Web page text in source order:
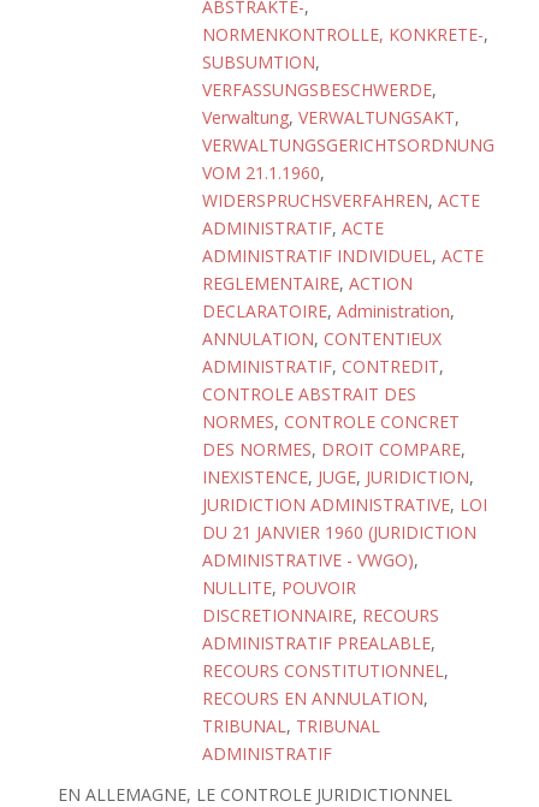
ABSTRAKTE-,
NORMENKONTROLLE, KONKRETE-,
SUBSUMTION,
VERFASSUNGSBESCHWERDE,
Verwaltung, VERWALTUNGSAKT,
VERWALTUNGSGERICHTSORDNUNG
VOM 21.1.1960,
WIDERSPRUCHSVERFAHREN, ACTE
ADMINISTRATIF, ACTE
ADMINISTRATIF INDIVIDUEL, ACTE
REGLEMENTAIRE, ACTION
DECLARATOIRE, Administration,
ANNULATION, CONTENTIEUX
ADMINISTRATIF, CONTREDIT,
CONTROLE ABSTRAIT DES
NORMES, CONTROLE CONCRET
DES NORMES, DROIT COMPARE,
INEXISTENCE, JUGE, JURIDICTION,
JURIDICTION ADMINISTRATIVE, LOI
DU 21 JANVIER 1960 (JURIDICTION
ADMINISTRATIVE - VWGO),
NULLITE, POUVOIR
DISCRETIONNAIRE, RECOURS
ADMINISTRATIF PREALABLE,
RECOURS CONSTITUTIONNEL,
RECOURS EN ANNULATION,
TRIBUNAL, TRIBUNAL
ADMINISTRATIF
EN ALLEMAGNE, LE CONTROLE JURIDICTIONNEL